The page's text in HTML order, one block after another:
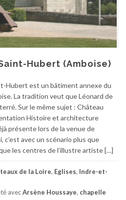
Hubert (Amboise)
Hubert est un bâtiment annexe du
La tradition veut que Léonard de
Sur le même sujet : Château
Histoire et architecture
présente lors de la venue de
c’est avec un scénario plus que
les centres de l’illustre artiste […]
de la Loire, Eglises, Indre-et-
avecArsène Houssaye, chapelle